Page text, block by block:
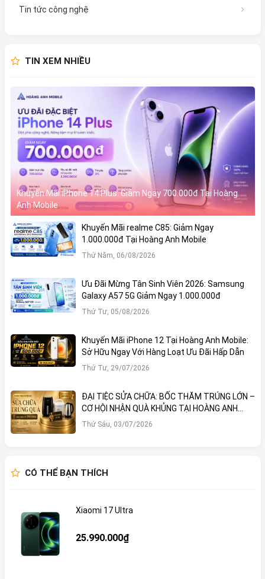
Tin tức công nghệ
TIN XEM NHIỀU
Khuyến Mãi iPhone 14 Plus: Giảm Ngay 700.000đ Tại Hoàng
Anh Mobile
Khuyến Mãi realme C85: Giảm Ngay
1.000.000đ Tại Hoàng Anh Mobile
Thứ Năm, 06/08/2026
Ưu Đãi Mừng Tân Sinh Viên 2026: Samsung
Galaxy A57 5G Giảm Ngay 1.000.000đ
Thứ Tư, 05/08/2026
Khuyến Mãi iPhone 12 Tại Hoàng Anh Mobile:
Sở Hữu Ngay Với Hàng Loạt Ưu Đãi Hấp Dẫn
Thứ Tư, 29/07/2026
ĐẠI TIỆC SỬA CHỮA: BỐC THĂM TRÚNG LỚN –
CƠ HỘI NHẬN QUÀ KHỦNG TẠI HOÀNG ANH
MOBILE
Thứ Sáu, 03/07/2026
CÓ THỂ BẠN THÍCH
Xiaomi 17 Ultra
25.990.000₫